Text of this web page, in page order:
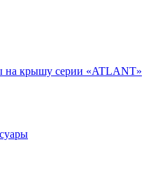
на крышу серии «ATLANT»